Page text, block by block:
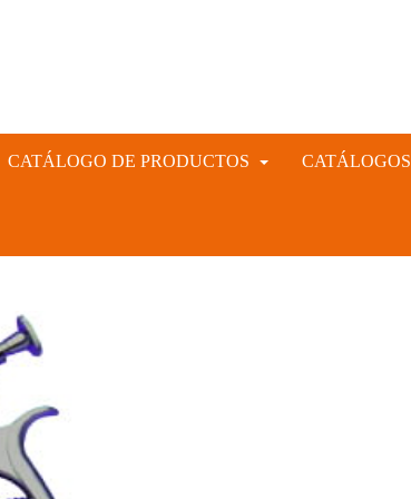
CATÁLOGO DE PRODUCTOS CATÁLOGOS